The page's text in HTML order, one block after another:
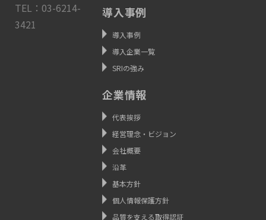
TEL：03-6214-
3421
導入事例
導入事例
導入企業一覧
SRIの強み
企業情報
代表挨拶
経営理念・ビジョン
会社概要
沿革
基本方針
個人情報保護方針
品質を支える取得認証